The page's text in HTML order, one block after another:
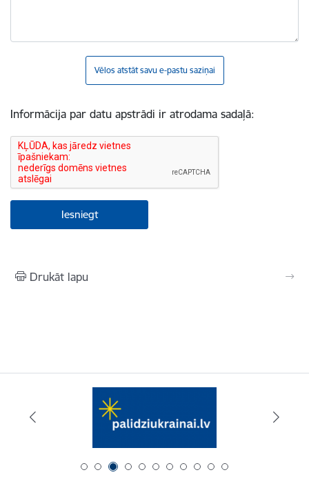
Vēlos atstāt savu e-pastu saziņai
Informācija par datu apstrādi ir atrodama sadaļā:
Drukāt lapu